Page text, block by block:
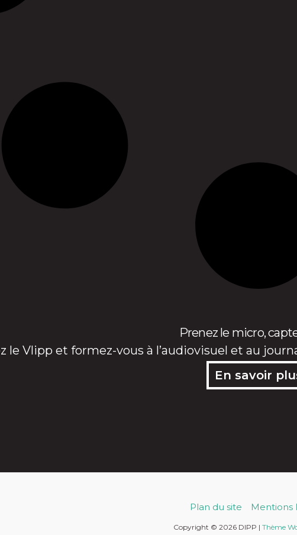
Prenez le micro,
le Vlipp et formez-vous à l’audiovisuel et au
En savoir
Plan du site Mentions
Copyright © 2026 DIPP | Thème